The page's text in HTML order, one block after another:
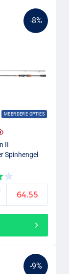
-8%
MEERDERE OPTIES
II
Spinhengel
64.55
-9%